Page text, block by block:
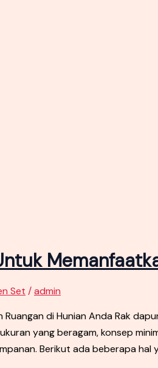
Set /admin
Ruangan di Hunian Anda Rak
yang beragam, konsep
Berikut ada beberapa hal